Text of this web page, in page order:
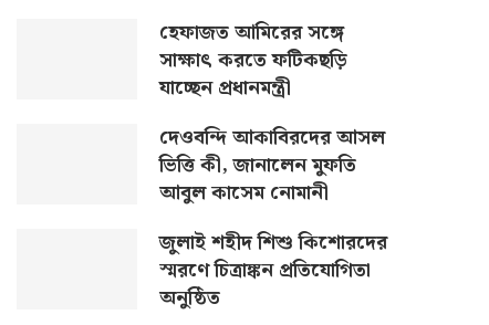
হেফাজত আমিরের সঙ্গে
সাক্ষাৎ করতে ফটিকছড়ি
যাচ্ছেন প্রধানমন্ত্রী
দেওবন্দি আকাবিরদের আসল
ভিত্তি কী, জানালেন মুফতি
আবুল কাসেম নোমানী
জুলাই শহীদ শিশু কিশোরদের
স্মরণে চিত্রাঙ্কন প্রতিযোগিতা
অনুষ্ঠিত